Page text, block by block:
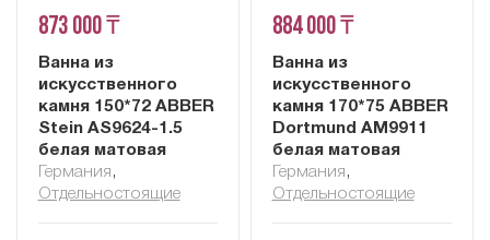
873 000 ₸
Ванна из
искусственного
камня 150*72 ABBER
Stein AS9624-1.5
белая матовая
Германия ,
Отдельностоящие
884 000 ₸
Ванна из
искусственного
камня 170*75 ABBER
Dortmund AM9911
белая матовая
Германия ,
Отдельностоящие